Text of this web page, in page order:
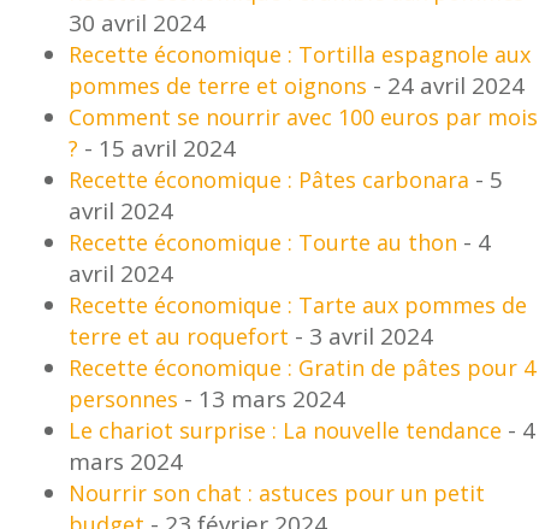
30 avril 2024
Recette économique : Tortilla espagnole aux
pommes de terre et oignons - 24 avril 2024
Comment se nourrir avec 100 euros par mois
? - 15 avril 2024
Recette économique : Pâtes carbonara - 5
avril 2024
Recette économique : Tourte au thon - 4
avril 2024
Recette économique : Tarte aux pommes de
terre et au roquefort - 3 avril 2024
Recette économique : Gratin de pâtes pour 4
personnes - 13 mars 2024
Le chariot surprise : La nouvelle tendance - 4
mars 2024
Nourrir son chat : astuces pour un petit